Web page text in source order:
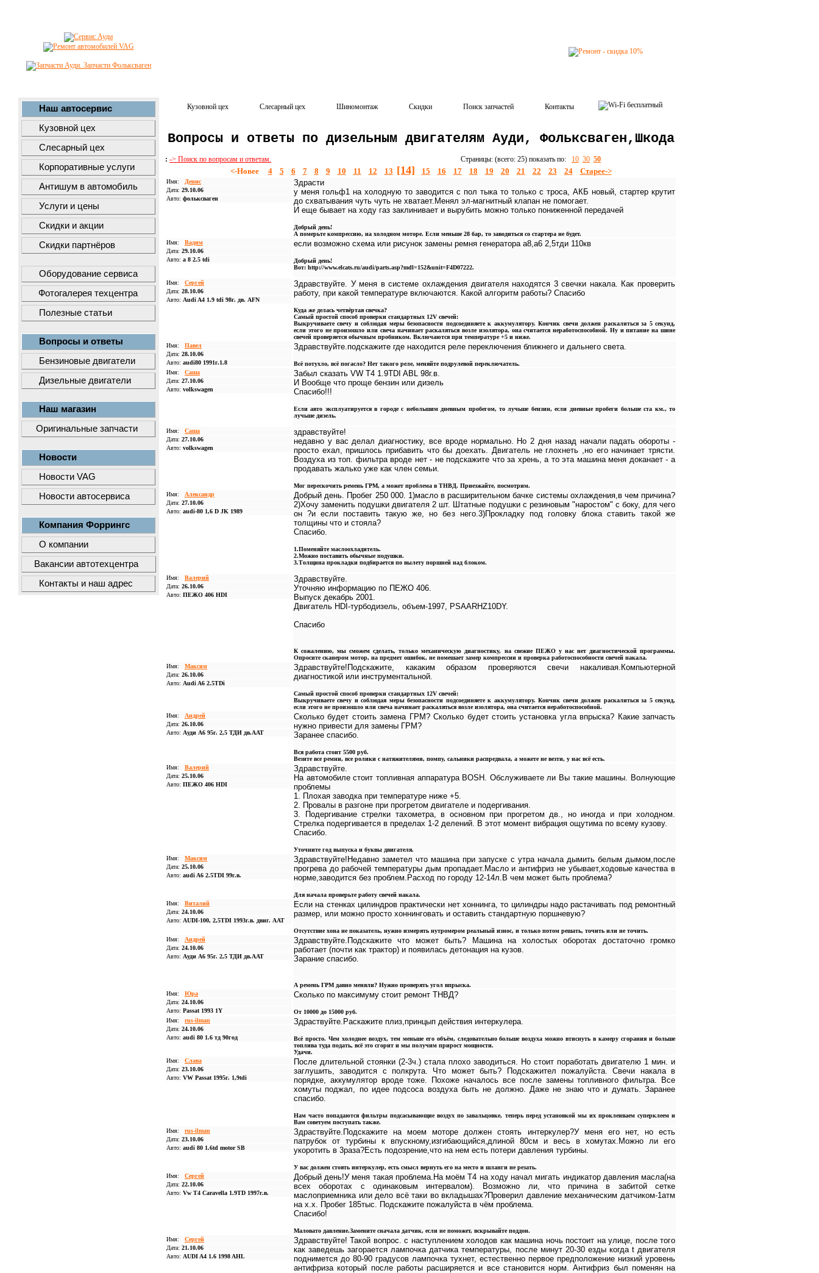
Наш автосервис
Кузовной цех
Слесарный цех
Корпоративные услуги
Антишум в автомобиль
Услуги и цены
Скидки и акции
Скидки партнёров
Оборудование сервиса
Фотогалерея техцентра
Полезные статьи
Вопросы и ответы
Бензиновые двигатели
Дизельные двигатели
Наш магазин
Оригинальные запчасти
Новости
Новости VAG
Новости автосервиса
Компания Форрингс
О компании
Вакансии автотехцентра
Контакты и наш адрес
Кузовной цех Слесарный цех Шиномонтаж Скидки Поиск запчастей Контакты
Вопросы и ответы по дизельным двигателям Ауди, Фольксваген,Шкода
: -> Поиск по вопросам и ответам. Страницы: (всего: 25) показать по: 10 30 50
<-Новее 4 5 6 7 8 9 10 11 12 13 [14] 15 16 17 18 19 20 21 22 23 24 Старее->
Имя: Денис
Дата: 29.10.06
Авто: фольксваген
Здрасти
у меня гольф1 на холодную то заводится с пол тыка то только с троса, АКБ новый, стартер крутит
до схватывания чуть чуть не хватает.Менял эл-магнитный клапан не помогает.
И еще бывает на ходу газ заклинивает и вырубить можно только пониженной передачей
Добрый день!
А померьте компрессию, на холодном моторе. Если меньше 28 бар, то заводиться со стартера не будет.
Имя: Вадим
Дата: 29.10.06
Авто: a 8 2.5 tdi
если возможно схема или рисунок замены ремня генератора а8,а6 2,5тди 110кв
Добрый день!
Вот: http://www.elcats.ru/audi/parts.asp?mdl=152&unit=F4D07222.
Имя: Сергей
Дата: 28.10.06
Авто: Audi A4 1.9 tdi 98г. дв. AFN
Здравствуйте. У меня в системе охлаждения двигателя находятся 3 свечки накала. Как проверить
работу, при какой температуре включаются. Какой алгоритм работы? Спасибо
Куда же делась четвёртая свечка?
Самый простой способ проверки стандартных 12V свечей:
Выкручиваете свечу и соблюдая меры безопасности подсоединяете к аккумулятору. Кончик свечи должен раскалиться за 5 секунд,
если этого не произошло или свеча начинает раскаляться возле изолятора, она считается неработоспособной. Ну и питание на шине
свечей проверяется обычным пробником. Включаются при температуре +5 и ниже.
Имя: Павел
Дата: 28.10.06
Авто: audi80 1991г.1.8
Здравствуйте.подскажите где находится реле переключения ближнего и дальнего света.
Всё потухло, всё погасло? Нет такого реле, меняйте подрулевой переключатель.
Имя: Саша
Дата: 27.10.06
Авто: volkswagen
Забыл сказать VW T4 1.9TDI ABL 98г.в.
И Вообще что проще бензин или дизель
Спасибо!!!
Если авто эксплуатируется в городе с небольшим дневным пробегом, то лучьше бензин, если дневные пробеги больше ста км., то
лучьше дизель.
Имя: Саша
Дата: 27.10.06
Авто: volkswagen
здравствуйте!
недавно у вас делал диагностику, все вроде нормально. Но 2 дня назад начали падать обороты -
просто ехал, пришлось прибавить что бы доехать. Двигатель не глохнеть ,но его начинает трясти.
Воздуха из топ. фильтра вроде нет - не подскажите что за хрень, а то эта машина меня доканает - а
продавать жалько уже как член семьи.
Мог перескочить ремень ГРМ, а может проблема в ТНВД. Приезжайте, посмотрим.
Имя: Александр
Дата: 27.10.06
Авто: audi-80 1,6 D JK 1989
Добрый день. Пробег 250 000. 1)масло в расширительном бачке системы охлаждения,в чем причина?
2)Хочу заменить подушки двигателя 2 шт. Штатные подушки с резиновым "наростом" с боку, для чего
он ?и если поставить такую же, но без него.3)Прокладку под головку блока ставить такой же
толщины что и стояла?
Спасибо.
1.Поменяйте маслоохладитель.
2.Можно поставить обычные подушки.
3.Толщина прокладки подбирается по вылету поршней над блоком.
Имя: Валерий
Дата: 26.10.06
Авто: ПЕЖО 406 HDI
Здравствуйте.
Уточняю информацию по ПЕЖО 406.
Выпуск декабрь 2001.
Двигатель HDI-турбодизель, объем-1997, PSAARHZ10DY.
Спасибо
К сожалению, мы сможем сделать, только механическую диагностику, на свежие ПЕЖО у нас нет диагностической программы.
Опросите сканером мотор, на предмет ошибок, не помешает замер компрессии и проверка работоспособности свечей накала.
Имя: Максим
Дата: 26.10.06
Авто: Audi A6 2.5TDi
Здравствуйте!Подскажите, какаким образом проверяются свечи накаливая.Компьютерной
диагностикой или инструментальной.
Самый простой способ проверки стандартных 12V свечей:
Выкручиваете свечу и соблюдая меры безопасности подсоединяете к аккумулятору. Кончик свечи должен раскалиться за 5 секунд,
если этого не произошло или свеча начинает раскаляться возле изолятора, она считается неработоспособной.
Имя: Андрей
Дата: 26.10.06
Авто: Ауди А6 95г. 2,5 ТДИ дв.ААТ
Сколько будет стоить замена ГРМ? Сколько будет стоить установка угла впрыска? Какие запчасть
нужно привести для замены ГРМ?
Заранее спасибо.
Вся работа стоит 5500 руб.
Везите все ремни, все ролики с натяжителями, помпу, сальники распредвала, а можете не везти, у нас всё есть.
Имя: Валерий
Дата: 25.10.06
Авто: ПЕЖО 406 HDI
Здравствуйте.
На автомобиле стоит топливная аппаратура BOSH. Обслуживаете ли Вы такие машины. Волнующие
проблемы
1. Плохая заводка при температуре ниже +5.
2. Провалы в разгоне при прогретом двигателе и подергивания.
3. Подергивание стрелки тахометра, в основном при прогретом дв., но иногда и при холодном.
Стрелка подергивается в пределах 1-2 делений. В этот момент вибрация ощутима по всему кузову.
Спасибо.
Уточните год выпуска и буквы двигателя.
Имя: Максим
Дата: 25.10.06
Авто: audi A6 2.5TDI 99г.в.
Здравствуйте!Недавно заметел что машина при запуске с утра начала дымить белым дымом,после
прогрева до рабочей температуры дым пропадает.Масло и антифриз не убывает,ходовые качества в
норме,заводится без проблем.Расход по городу 12-14л.В чем может быть проблема?
Для начала проверьте работу свечей накала.
Имя: Виталий
Дата: 24.10.06
Авто: AUDI-100, 2,5TDI 1993г.в. двиг. ААТ
Если на стенках цилиндров практически нет хоннинга, то цилиндры надо растачивать под ремонтный
размер, или можно просто хоннинговать и оставить стандартную поршневую?
Отсутствие хона не показатель, нужно измерять нутромером реальный износ, и только потом решать, точить или не точить.
Имя: Андрей
Дата: 24.10.06
Авто: Ауди А6 95г. 2,5 ТДИ дв.ААТ
Здравствуйте.Подскажите что может быть? Машина на холостых оборотах достаточно громко
работает (почти как трактор) и появилась детонация на кузов.
Зарание спасибо.
А ремень ГРМ давно меняли? Нужно проверять угол впрыска.
Имя: Юра
Дата: 24.10.06
Авто: Passat 1993 1Y
Сколько по максимуму стоит ремонт ТНВД?
От 10000 до 15000 руб.
Имя: rus-ilman
Дата: 24.10.06
Авто: audi 80 1.6 тд 90год
Здраствуйте.Раскажите плиз,принцып действия интеркулера.
Всё просто. Чем холоднее воздух, тем меньше его объём, следовательно больше воздуха можно втиснуть в камеру сгорания и больше
топлива туда подать, всё это сгорит и мы получим прирост мощности.
Удачи.
Имя: Слава
Дата: 23.10.06
Авто: VW Passat 1995г. 1,9tdi
После длительной стоянки (2-3ч.) стала плохо заводиться. Но стоит поработать двигателю 1 мин. и
заглушить, заводится с полкрута. Что может быть? Подскажител пожалуйста. Свечи накала в
порядке, аккумулятор вроде тоже. Похоже началось все после замены топливного фильтра. Все
хомуты поджал, по идее подсоса воздуха быть не должно. Даже не знаю что и думать. Заранее
спасибо.
Нам часто попадаются фильтры подсасывающие воздух по завальцовке, теперь перед установкой мы их проклеиваем суперклеем и
Вам советуем поступать также.
Имя: rus-ilman
Дата: 23.10.06
Авто: audi 80 1.6td motor SB
Здраствуйте.Подскажите на моем моторе должен стоять интеркулер?У меня его нет, но есть
патрубок от турбины к впускному,изгибающийся,длиной 80см и весь в хомутах.Можно ли его
укоротить в 3раза?Есть подозрение,что на нем есть потери давления турбины.
У вас должен стоять интеркулер, есть смысл вернуть его на место и шланги не резать.
Имя: Сергей
Дата: 22.10.06
Авто: Vw T4 Caravella 1.9TD 1997г.в.
Добрый день!У меня такая проблема.На моём T4 на ходу начал мигать индикатор давления масла(на
всех оборотах с одинаковым интервалом). Возможно ли, что причина в забитой сетке
маслоприемника или дело всё таки во вкладышах?Проверил давление механическим датчиком-1атм
на х.х. Пробег 185тыс. Подскажите пожалуйста в чём проблема.
Спасибо!
Маловато давление.Замените сначала датчик, если не поможет, вскрывайте поддон.
Имя: Сергей
Дата: 21.10.06
Авто: AUDI A4 1.6 1998 AHL
Здравствуйте! Такой вопрос. с наступлением холодов как машина ночь постоит на улице, после того
как заведешь загорается лампочка датчика температуры, после минут 20-30 езды когда t двигателя
поднимется до 80-90 градусов лампочка тухнет, естественно первое предположение низкий уровень
антифриза который после работы расширяется и все становится норм. Антифриз был поменян на